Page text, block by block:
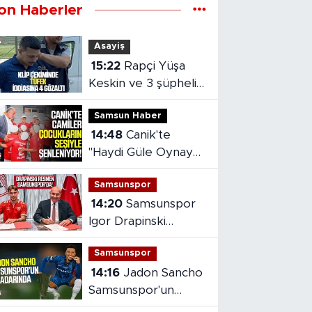
Haberler
Asayiş
15:22
Keskin ve 3 şüpheli
adliyeye sevk edildi
Samsun Haber
14:48 Canik'te
"Haydi Güle Oynaya
Camiye Gel"
Projesine yoğun ilgi
Samsunspor
14:20 Samsunspor
Igor Drapinski
transferini resmen
açıkladı
Samsunspor
14:16
Samsunspor'un
radarında